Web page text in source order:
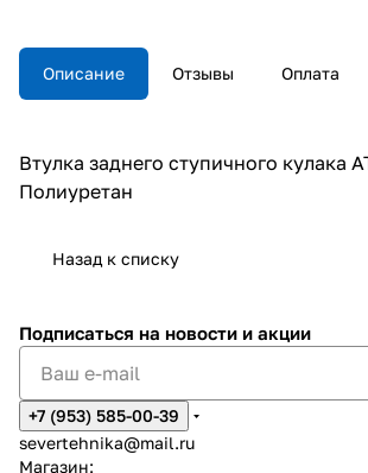
Описание Отзывы Оплата
Втулка заднего ступичного кулака
Полиуретан
Назад к списку
Подписаться на новости и акции
+7 (953) 585-00-39
severtehnika@mail.ru
Магазин: